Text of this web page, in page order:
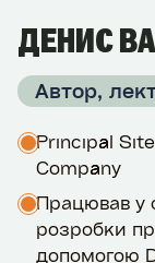
ДЕНИС
Автор,
Principal
Сompany
Працював у
розробки
допомогою